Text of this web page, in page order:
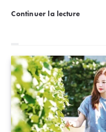
Continuer la lecture